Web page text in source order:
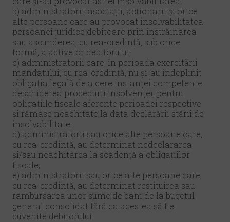
b) administratorii, asociații, acționarii şi orice
alte persoane care au provocat insolvabilitatea
persoanei juridice debitoare prin înstrăinarea
sau ascunderea, cu rea-credință, sub orice
formă, a activelor debitorului;
c) administratorii care, în perioada exercitării
mandatului, cu rea-credință, nu şi-au îndeplinit
obligația legală de a cere instanței competente
deschiderea procedurii insolvenței, pentru
obligațiile fiscale aferente perioadei respective
şi rămase neachitate la data declarării stării de
insolvabilitate;
d) administratorii sau orice alte persoane care,
cu rea-credință, au determinat nedeclararea
și/sau neachitarea la scadență a obligațiilor
fiscale;
e) administratorii sau orice alte persoane care,
cu rea-credință, au determinat restituirea sau
rambursarea unor sume de bani de la bugetul
general consolidat fără ca acestea să fie
cuvenite debitorului.